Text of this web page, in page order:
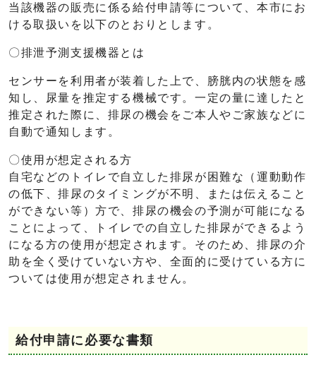
当該機器の販売に係る給付申請等について、本市にお
ける取扱いを以下のとおりとします。
〇排泄予測支援機器とは
センサーを利用者が装着した上で、膀胱内の状態を感
知し、尿量を推定する機械です。一定の量に達したと
推定された際に、排尿の機会をご本人やご家族などに
自動で通知します。
〇使用が想定される方
自宅などのトイレで自立した排尿が困難な（運動動作
の低下、排尿のタイミングが不明、または伝えること
ができない等）方で、排尿の機会の予測が可能になる
ことによって、トイレでの自立した排尿ができるよう
になる方の使用が想定されます。そのため、排尿の介
助を全く受けていない方や、全面的に受けている方に
ついては使用が想定されません。
給付申請に必要な書類